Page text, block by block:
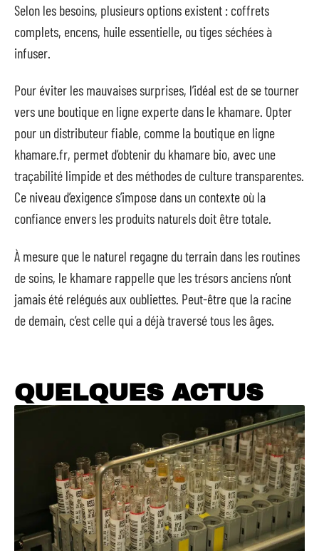
Selon les besoins, plusieurs options existent : coffrets
complets, encens, huile essentielle, ou tiges séchées à
infuser.
Pour éviter les mauvaises surprises, l’idéal est de se tourner
vers une boutique en ligne experte dans le khamare. Opter
pour un distributeur fiable, comme la boutique en ligne
khamare.fr, permet d’obtenir du khamare bio, avec une
traçabilité limpide et des méthodes de culture transparentes.
Ce niveau d’exigence s’impose dans un contexte où la
confiance envers les produits naturels doit être totale.
À mesure que le naturel regagne du terrain dans les routines
de soins, le khamare rappelle que les trésors anciens n’ont
jamais été relégués aux oubliettes. Peut-être que la racine
de demain, c’est celle qui a déjà traversé tous les âges.
QUELQUES ACTUS